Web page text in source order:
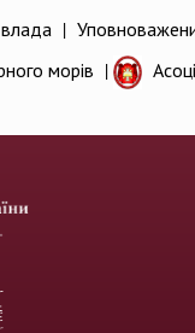
|
морів |